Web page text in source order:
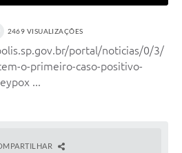
2469 VISUALIZAÇÕES
portal/noticias/0/3/
o-primeiro-caso-positivo-
...